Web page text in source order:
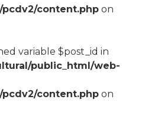
content.phpon
variable $post_id in
public_html/web-
content.phpon